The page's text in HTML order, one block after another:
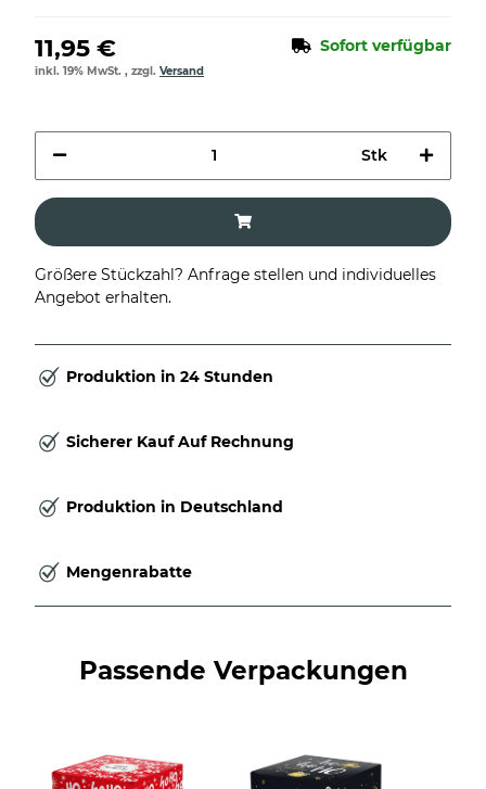
11,95 € Sofort verfügbar
inkl. 19% MwSt. , zzgl. Versand
Stk
Größere Stückzahl? Anfrage stellen und individuelles
Angebot erhalten.
Produktion in 24 Stunden
Sicherer Kauf Auf Rechnung
Produktion in Deutschland
Mengenrabatte
Passende Verpackungen